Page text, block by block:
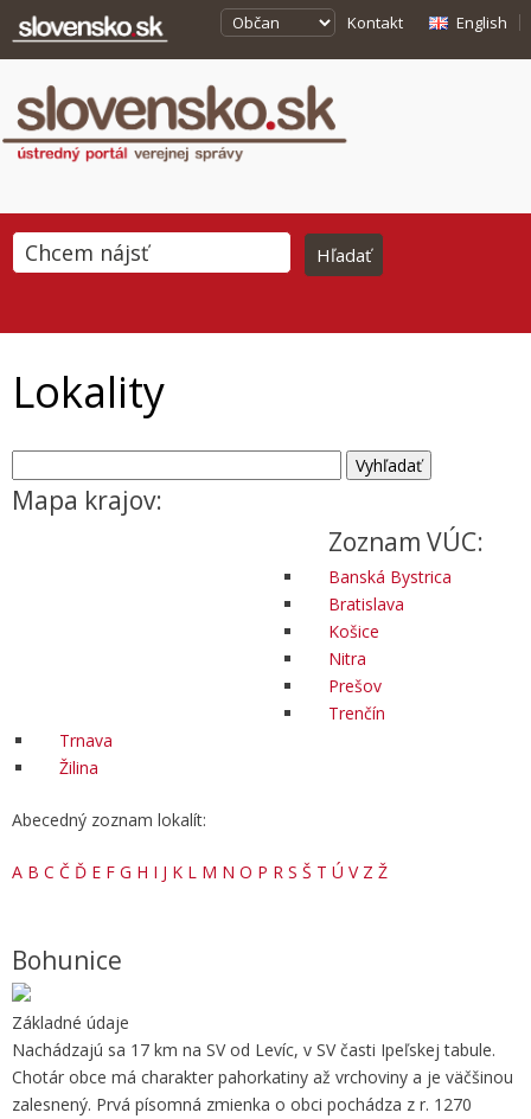
Kontakt English
Lokality
Mapa krajov:
Zoznam VÚC:
Banská Bystrica
Bratislava
Košice
Nitra
Prešov
Trenčín
Trnava
Žilina
Abecedný zoznam lokalít:
A B C Č Ď E F G H I J K L M N O P R S Š T Ú V Z Ž
Bohunice
Základné údaje
Nachádzajú sa 17 km na SV od Levíc, v SV časti Ipeľskej tabule.
Chotár obce má charakter pahorkatiny až vrchoviny a je väčšinou
zalesnený. Prvá písomná zmienka o obci pochádza z r. 1270